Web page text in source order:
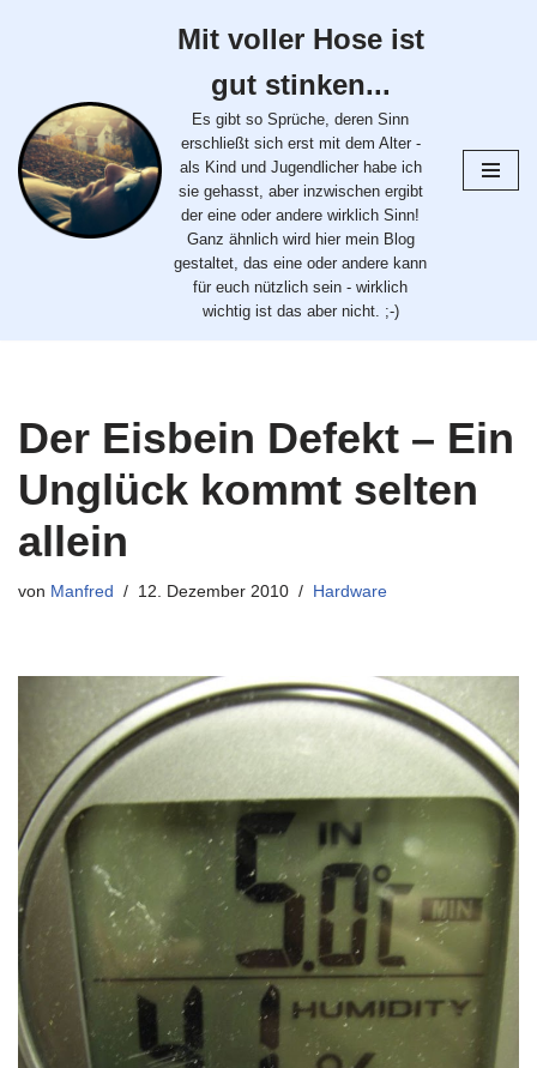
springen
Mit voller Hose ist
gut stinken...
Es gibt so Sprüche, deren Sinn
erschließt sich erst mit dem Alter -
als Kind und Jugendlicher habe ich
sie gehasst, aber inzwischen ergibt
der eine oder andere wirklich Sinn!
Ganz ähnlich wird hier mein Blog
gestaltet, das eine oder andere kann
für euch nützlich sein - wirklich
wichtig ist das aber nicht. ;-)
Der Eisbein Defekt – Ein
Unglück kommt selten
allein
von Manfred 12. Dezember 2010 Hardware